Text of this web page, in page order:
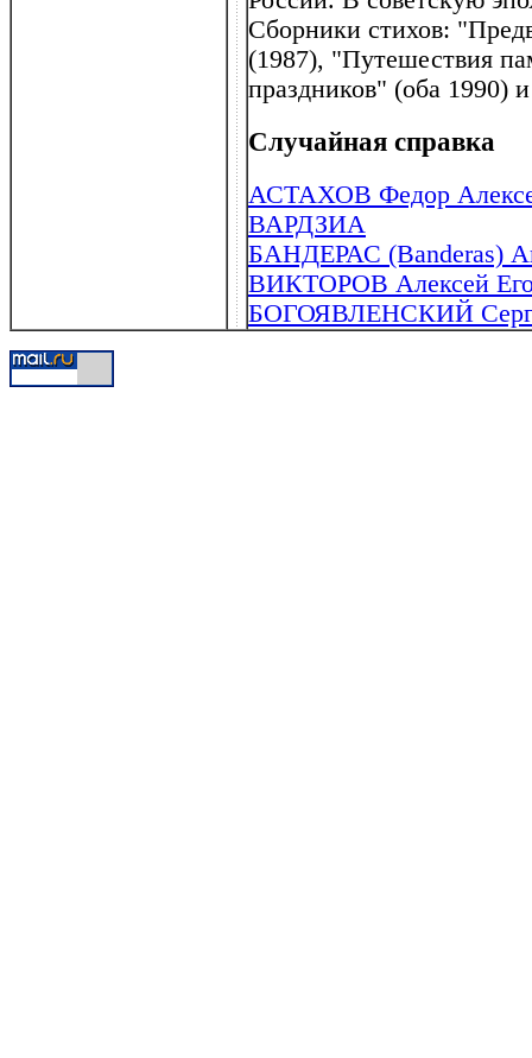
Сборники стихов:
(1987), "Путешествия
праздников" (оба 1990)
Случайная справка
АСТАХОВ Федор
ВАРДЗИА
БАНДЕРАС (Banderas)
ВИКТОРОВ Алексей
БОГОЯВЛЕНСКИЙ